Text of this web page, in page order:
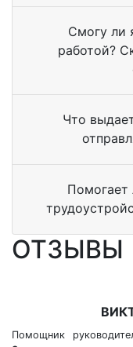
Смогу ли
работой?
Что
Помогает
ОТЗЫВЫ
Помощник